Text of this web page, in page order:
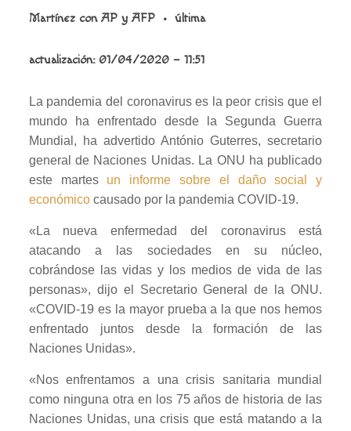
Martínez con AP y AFP• última
actualización:01/04/2020 – 11:51
La pandemia del coronavirus es la peor crisis que el
mundo ha enfrentado desde la Segunda Guerra
Mundial, ha advertido António Guterres, secretario
general de Naciones Unidas. La ONU ha publicado
este martes un informe sobre el daño social y
económicocausado por la pandemia COVID-19.
«La nueva enfermedad del coronavirus está
atacando a las sociedades en su núcleo,
cobrándose las vidas y los medios de vida de las
personas», dijo el Secretario General de la ONU.
«COVID-19 es la mayor prueba a la que nos hemos
enfrentado juntos desde la formación de las
Naciones Unidas».
«Nos enfrentamos a una crisis sanitaria mundial
como ninguna otra en los 75 años de historia de las
Naciones Unidas, una crisis que está matando a la